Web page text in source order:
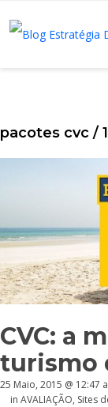
pacotes cvc /
CVC: a
turismo
25 Maio, 2015 @ 12:47
in AVALIAÇÃO, Sites